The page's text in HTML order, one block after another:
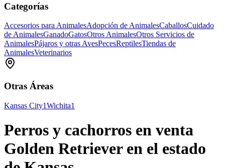
Categorías
Accesorios para AnimalesAdopción de AnimalesCaballosCuidado
de AnimalesGanadoGatosOtros AnimalesOtros Servicios de
AnimalesPájaros y otras AvesPecesReptilesTiendas de
AnimalesVeterinarios
Otras Áreas
Kansas City1Wichita1
Perros y cachorros en venta
Golden Retriever en el estado